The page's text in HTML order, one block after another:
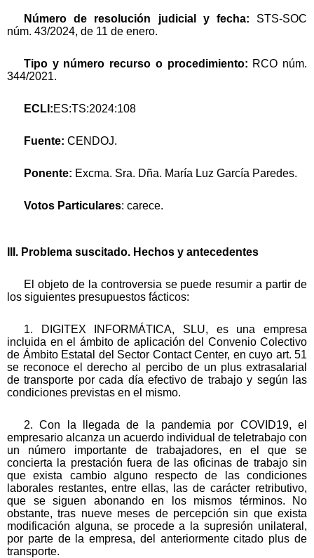
Número de resolución judicial y fecha: STS-SOC
núm. 43/2024, de 11 de enero.
Tipo y número recurso o procedimiento: RCO núm.
344/2021.
ECLI:ES:TS:2024:108
Fuente: CENDOJ.
Ponente: Excma. Sra. Dña. María Luz García Paredes.
Votos Particulares: carece.
III. Problema suscitado. Hechos y antecedentes
El objeto de la controversia se puede resumir a partir de
los siguientes presupuestos fácticos:
1. DIGITEX INFORMÁTICA, SLU, es una empresa
incluida en el ámbito de aplicación del Convenio Colectivo
de Ámbito Estatal del Sector Contact Center, en cuyo art. 51
se reconoce el derecho al percibo de un plus extrasalarial
de transporte por cada día efectivo de trabajo y según las
condiciones previstas en el mismo.
2. Con la llegada de la pandemia por COVID19, el
empresario alcanza un acuerdo individual de teletrabajo con
un número importante de trabajadores, en el que se
concierta la prestación fuera de las oficinas de trabajo sin
que exista cambio alguno respecto de las condiciones
laborales restantes, entre ellas, las de carácter retributivo,
que se siguen abonando en los mismos términos. No
obstante, tras nueve meses de percepción sin que exista
modificación alguna, se procede a la supresión unilateral,
por parte de la empresa, del anteriormente citado plus de
transporte.